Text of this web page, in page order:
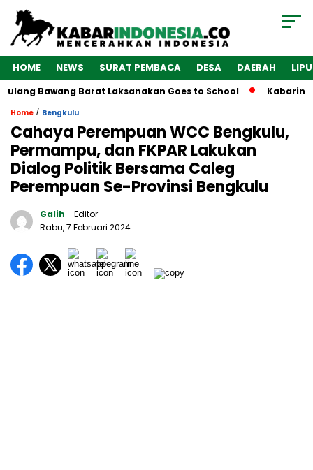
HOME NEWS SURAT PEMBACA DESA DAERAH
Bawang Barat Laksanakan Goes to School
Home / Bengkulu
Cahaya Perempuan WCC Bengkulu,
Permampu, dan FKPAR Lakukan
Dialog Politik Bersama Caleg
Perempuan Se-Provinsi Bengkulu
Galih - Editor
Rabu, 7 Februari 2024